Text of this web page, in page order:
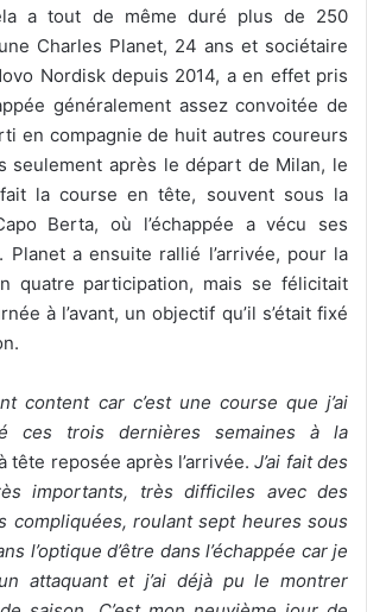
a tout de même duré plus de 250
Charles Planet, 24 ans et sociétaire
Nordisk depuis 2014, a en effet pris
généralement assez convoitée de
en compagnie de huit autres coureurs
seulement après le départ de Milan, le
la course en tête, souvent sous la
Berta, où l’échappée a vécu ses
Planet a ensuite rallié l’arrivée, pour la
quatre participation, mais se félicitait
à l’avant, un objectif qu’il s’était fixé
content car c’est une course que j’ai
ces trois dernières semaines à la
tête reposée après l’arrivée.J’ai fait des
importants, très difficiles avec des
compliquées, roulant sept heures sous
l’optique d’être dans l’échappée car je
attaquant et j’ai déjà pu le montrer